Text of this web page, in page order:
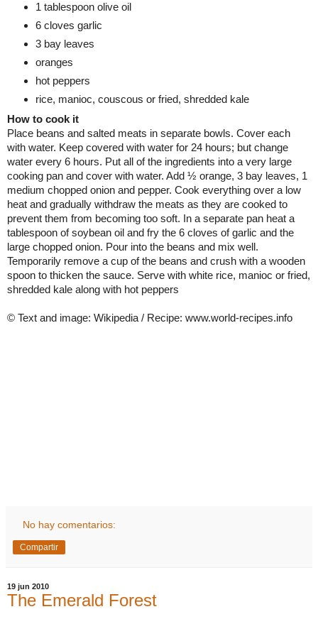
1 tablespoon olive oil
6 cloves garlic
3 bay leaves
oranges
hot peppers
rice, manioc, couscous or fried, shredded kale
How to cook it
Place beans and salted meats in separate bowls. Cover each
with water. Keep covered with water for 24 hours; but change
water every 6 hours. Put all of the ingredients into a very large
cooking pan and cover with water. Add ½ orange, 3 bay leaves, 1
medium chopped onion and pepper. Cook everything over a low
heat and gradually withdraw the meats as they are cooked to
prevent them from becoming too soft. In a separate pan heat a
tablespoon of soybean oil and fry the 6 cloves of garlic and the
large chopped onion. Pour into the beans and mix well.
Temporarily remove a cup of the beans and crush with a wooden
spoon to thicken the sauce. Serve with white rice, manioc or fried,
shredded kale along with hot peppers
© Text and image: Wikipedia / Recipe: www.world-recipes.info
No hay comentarios:
Compartir
19 jun 2010
The Emerald Forest